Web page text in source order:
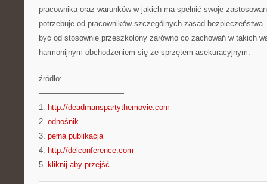
pracownika oraz warunków w jakich ma spełnić swoje
potrzebuje od pracowników szczególnych zasad bezpieczeństwa
być od stosownie przeszkolony zarówno co zachowań w takich
harmonijnym obchodzeniem się ze sprzętem asekuracyjnym.
źródło:
———————————
1. http://deadmanspartythemovie.com
2. odnośnik
3. pełna publikacja
4. http://delconference.com
5. kliknij aby przejść